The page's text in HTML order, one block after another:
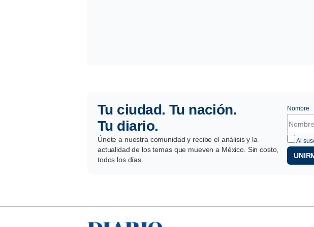
Tu ciudad. Tu nación.
Tu diario.
Únete a nuestra comunidad y recibe el análisis y la
actualidad de los temas que mueven a México. Sin costo,
todos los días.
Nombre
Al